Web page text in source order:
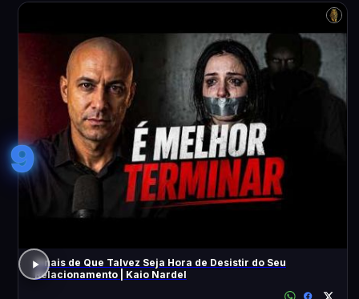
9
Sinais de Que Talvez Seja Hora de Desistir do Seu
Relacionamento | Kaio Nardel